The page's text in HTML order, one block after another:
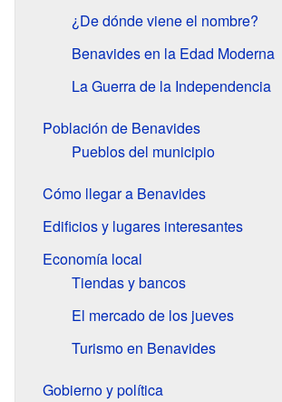
¿De dónde viene el nombre?
Benavides en la Edad Moderna
La Guerra de la Independencia
Población de Benavides
Pueblos del municipio
Cómo llegar a Benavides
Edificios y lugares interesantes
Economía local
Tiendas y bancos
El mercado de los jueves
Turismo en Benavides
Gobierno y política